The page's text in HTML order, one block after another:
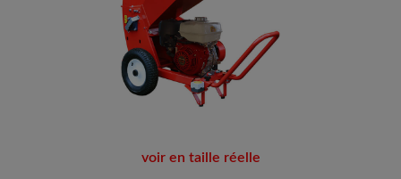
voir en taille réelle